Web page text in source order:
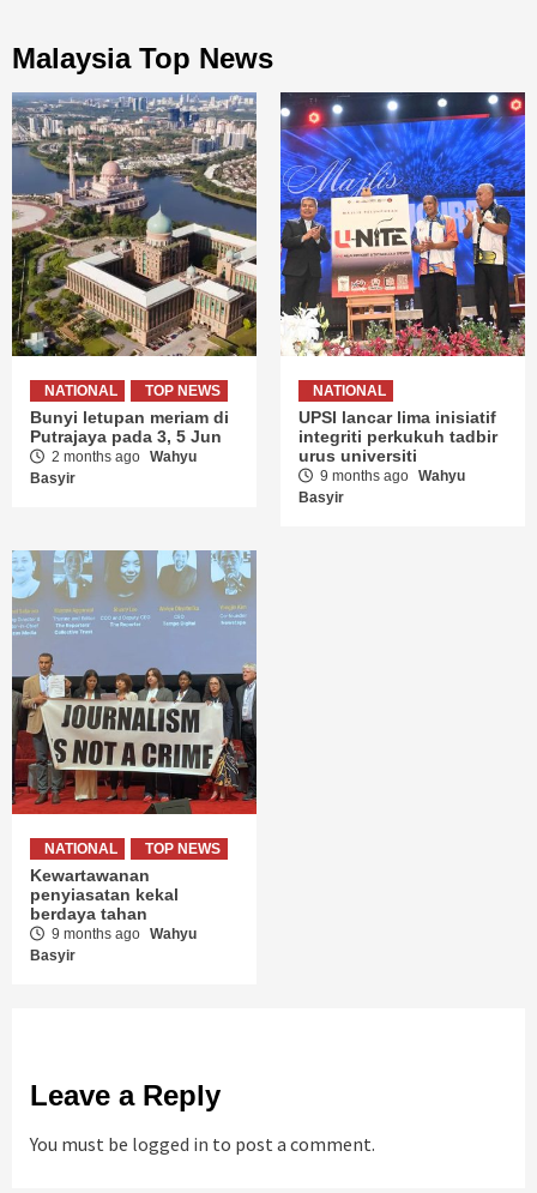
Malaysia Top News
NATIONAL TOP NEWS
Bunyi letupan meriam di
Putrajaya pada 3, 5 Jun
2 months ago Wahyu
Basyir
NATIONAL
UPSI lancar lima inisiatif
integriti perkukuh tadbir
urus universiti
9 months ago Wahyu
Basyir
NATIONAL TOP NEWS
Kewartawanan
penyiasatan kekal
berdaya tahan
9 months ago Wahyu
Basyir
Leave a Reply
You must be logged in to post a comment.